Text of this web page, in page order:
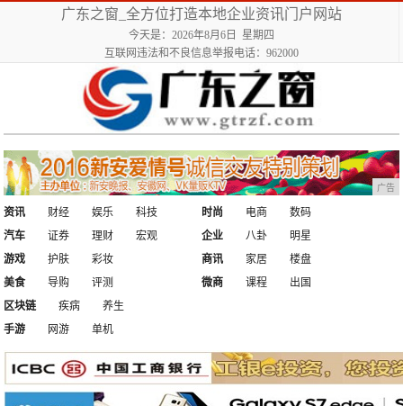
广东之窗_全方位打造本地企业资讯门户网站
今天是：2026年8月6日 星期四
互联网违法和不良信息举报电话：962000
广告
资讯 财经 娱乐
科技
汽车
证券 理财 宏观
时尚 电商
数码
企业
八卦
明星
游戏
护肤
彩妆
美食
导购 评测
商讯 家居
楼盘
微商
课程
出国
区块链
疾病
养生
手游
网游 单机